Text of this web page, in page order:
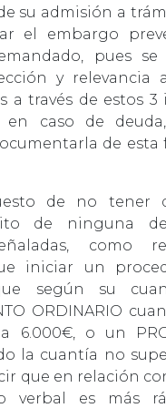
su admisión a
el embargo
pues
y relevancia
a través de estos 3
caso de
de esta
de no tener
de ninguna
como
iniciar un
según su
ORDINARIO
6.000€, o un
la cuantía no
que en relación
verbal es más